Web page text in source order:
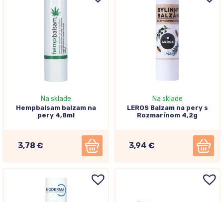
Na sklade
Hempbalsam balzam na
pery 4,8ml
3,78 €
Na sklade
LEROS Balzam na pery s
Rozmarínom 4,2g
3,94 €